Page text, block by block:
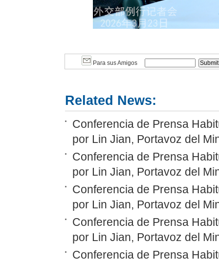
Para sus Amigos
Related News:
Conferencia de Prensa
por Lin Jian, Portavoz del
Conferencia de Prensa
por Lin Jian, Portavoz del
Conferencia de Prensa
por Lin Jian, Portavoz del
Conferencia de Prensa
por Lin Jian, Portavoz del
Conferencia de Prensa